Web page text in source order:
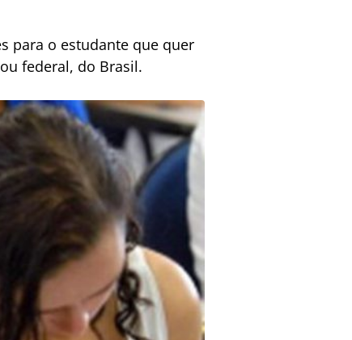
para o estudante que quer
federal, do Brasil.